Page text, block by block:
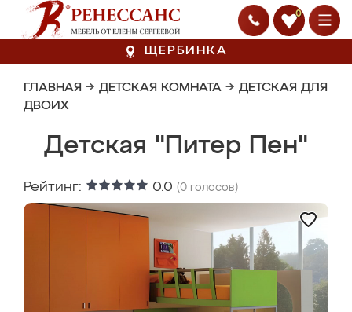
0
ЩЕРБИНКА
ГЛАВНАЯ → ДЕТСКАЯ КОМНАТА → ДЕТСКАЯ ДЛЯ
ДВОИХ
Детская "Питер Пен"
Рейтинг: 0.0 (0 голосов)